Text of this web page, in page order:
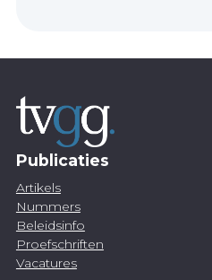
Publicaties
Artikels
Nummers
Beleidsinfo
Proefschriften
Vacatures